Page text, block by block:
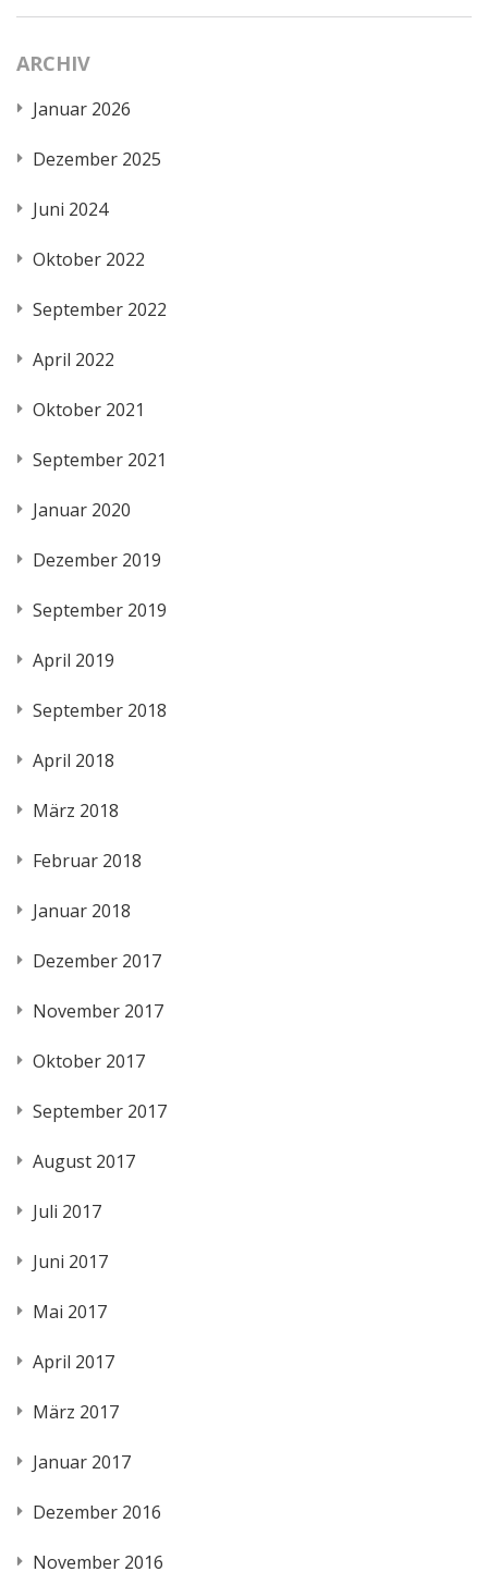
ARCHIV
Januar 2026
Dezember 2025
Juni 2024
Oktober 2022
September 2022
April 2022
Oktober 2021
September 2021
Januar 2020
Dezember 2019
September 2019
April 2019
September 2018
April 2018
März 2018
Februar 2018
Januar 2018
Dezember 2017
November 2017
Oktober 2017
September 2017
August 2017
Juli 2017
Juni 2017
Mai 2017
April 2017
März 2017
Januar 2017
Dezember 2016
November 2016